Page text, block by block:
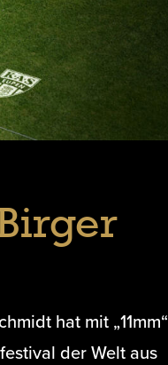
hat mit „11mm“
der Welt aus